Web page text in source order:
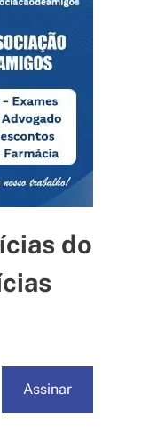
do
Assinar